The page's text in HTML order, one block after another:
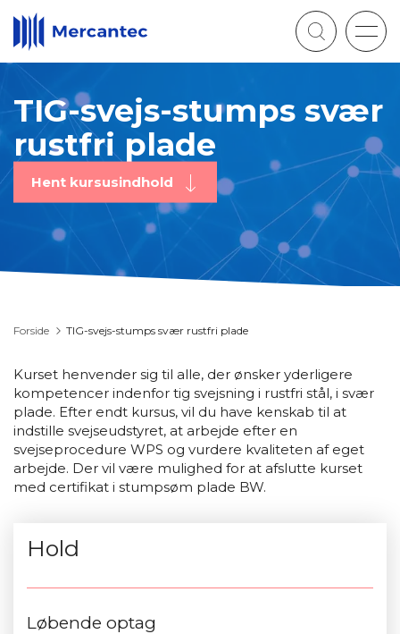
TIG-svejs-stumps svær
rustfri plade
Hent kursusindhold
Forside TIG-svejs-stumps svær rustfri plade
Kurset henvender sig til alle, der ønsker yderligere
kompetencer indenfor tig svejsning i rustfri stål, i svær
plade. Efter endt kursus, vil du have kenskab til at
indstille svejseudstyret, at arbejde efter en
svejseprocedure WPS og vurdere kvaliteten af eget
arbejde. Der vil være mulighed for at afslutte kurset
med certifikat i stumpsøm plade BW.
Hold
Løbende optag